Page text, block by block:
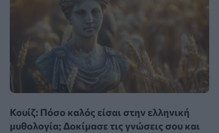
Κουίζ: Πόσο καλός είσαι στην ελληνική
μυθολογία; Δοκίμασε τις γνώσεις σου και